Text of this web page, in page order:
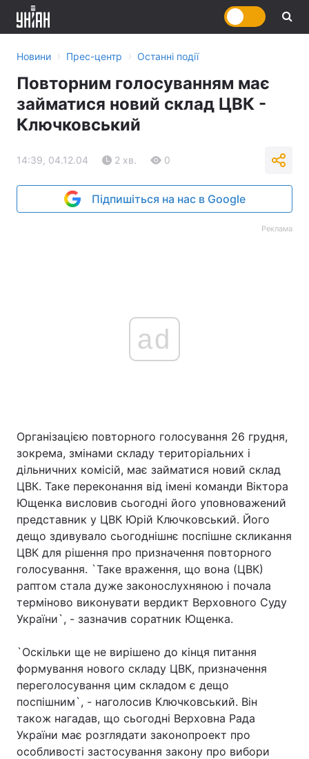
Головна Війна
Україна Політика
Економіка Світ
Новини › Прес-центр › Останні події
Повторним голосуванням має
займатися новий склад ЦВК -
Ключковський
14:39, 04.12.04 2 хв. 0
Підпишіться на нас в Google
Реклама
ad
Організацією повторного голосування 26 грудня,
зокрема, змінами складу територіальних і
дільничних комісій, має займатися новий склад
ЦВК. Таке переконання від імені команди Віктора
Ющенка висловив сьогодні його уповноважений
представник у ЦВК Юрій Ключковський. Його
дещо здивувало сьогоднішнє поспішне скликання
ЦВК для рішення про призначення повторного
голосування. `Таке враження, що вона (ЦВК)
раптом стала дуже законослухняною і почала
терміново виконувати вердикт Верховного Суду
України`, - зазначив соратник Ющенка.
`Оскільки ще не вирішено до кінця питання
формування нового складу ЦВК, призначення
переголосування цим складом є дещо
поспішним`, - наголосив Ключковський. Він
також нагадав, що сьогодні Верховна Рада
України має розглядати законопроект про
особливості застосування закону про вибори